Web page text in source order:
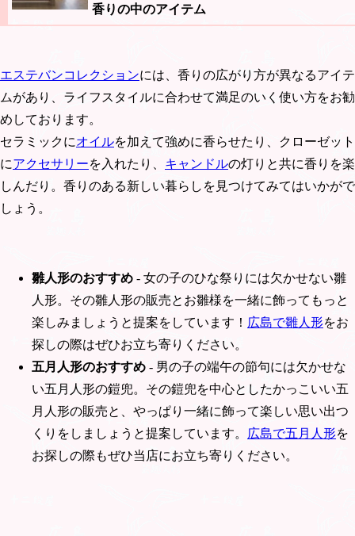
香りの中のアイテム
エステバンコレクションには、香りの広がり方が異なるアイテ
ムがあり、ライフスタイルに合わせて満足のいく使い方をお勧
めしております。
セラミックにオイルを加えて強めに香らせたり、クローゼット
にアクセサリーを入れたり、 キャンドルの灯りと共に香りを楽
しんだり。香りのある新しい暮らしを見つけてみてはいかがで
しょう。
雛人形のおすすめ - 女の子のひな祭りには欠かせない雛
人形。その雛人形の販売とお雛様を一緒に飾ってもっと
楽しみましょうと提案をしています！ 広島で雛人形をお
探しの際はぜひお立ち寄りください。
五月人形のおすすめ - 男の子の端午の節句には欠かせな
い五月人形の鎧兜。その鎧兜を中心としたかっこいい五
月人形の販売と、やっぱり一緒に飾って楽しい思い出つ
くりをしましょうと提案しています。
広島で五月人形を
お探しの際もぜひ当店にお立ち寄りください。